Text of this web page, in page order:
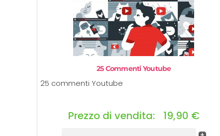
25 Commenti Youtube
25 commenti Youtube
Prezzo di vendita: 19,90 €